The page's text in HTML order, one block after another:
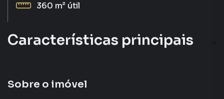
360 m² útil
Características principais
Ar-Condicionado
Sobre o imóvel